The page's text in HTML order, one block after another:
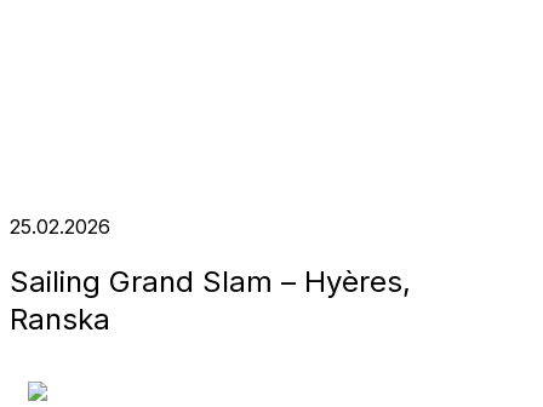
25.02.2026
Sailing Grand Slam – Hyères,
Ranska